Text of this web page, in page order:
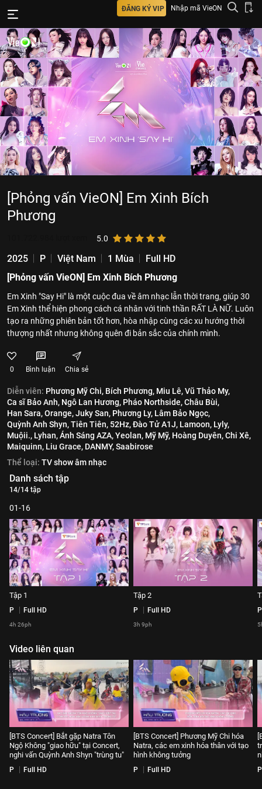
ĐĂNG KÝ VIP Nhập mã VieON
[Phỏng vấn VieON] Em Xinh Bích
Phương
5.0
2025 P Việt Nam 1 Mùa
Full HD
[Phỏng vấn VieON] Em Xinh Bích Phương
Em Xinh "Say Hi" là một cuộc đua về âm nhạc lẫn thời trang, giúp 30
Em Xinh thể hiện phong cách cá nhân với tinh thần RẤT LÀ NỮ. Luôn
tạo ra những phiên bản tốt hơn, hòa nhập cùng các xu hướng thời
thượng nhất nhưng không quên đi bản sắc của chính mình.
0 Bình luận Chia sẻ
Diễn viên: Phương Mỹ Chi, Bích Phương, Miu Lê,Vũ Thảo My,
Ca sĩ Bảo Anh, Ngô Lan Hương, Pháo Northside,Châu Bùi,
Han Sara,Orange,Juky San, Phương Ly, Lâm Bảo Ngọc,
Quỳnh Anh Shyn,Tiên Tiên, 52Hz,Đào Tử A1J, Lamoon, Lyly,
Muộii., Lyhan,Ánh Sáng AZA,Yeolan, Mỹ Mỹ, Hoàng Duyên,Chi Xê,
Maiquinn, Liu Grace, DANMY,Saabirose
Thể loại: TV show âm nhạc
Danh sách tập
14/14 tập
01-16
Tập 1
P Full HD
4h 26ph
Tập 2
P Full HD
3h 9ph
P
Video liên quan
[BTS Concert] Bắt gặp Natra Tôn
Ngộ Không "giao hữu" tại Concert,
nghi vấn Quỳnh Anh Shyn "trùng tu"
P Full HD
[BTS Concert] Phương Mỹ Chi hóa
Natra, các em xinh hóa thân với tạo
hình không tưởng
P Full HD P